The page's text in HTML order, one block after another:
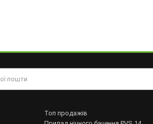
Топ продажів